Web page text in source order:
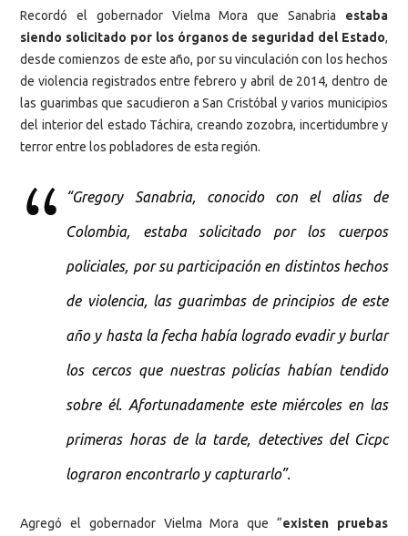
Recordó el gobernador Vielma Mora que Sanabria estaba
siendo solicitado por los órganos de seguridad del Estado,
desde comienzos de este año, por su vinculación con los hechos
de violencia registrados entre febrero y abril de 2014, dentro de
las guarimbas que sacudieron a San Cristóbal y varios municipios
del interior del estado Táchira, creando zozobra, incertidumbre y
terror entre los pobladores de esta región.
“Gregory Sanabria, conocido con el alias de
Colombia, estaba solicitado por los cuerpos
policiales, por su participación en distintos hechos
de violencia, las guarimbas de principios de este
año y hasta la fecha había logrado evadir y burlar
los cercos que nuestras policías habían tendido
sobre él. Afortunadamente este miércoles en las
primeras horas de la tarde, detectives del Cicpc
lograron encontrarlo y capturarlo”.
Agregó el gobernador Vielma Mora que “existen pruebas